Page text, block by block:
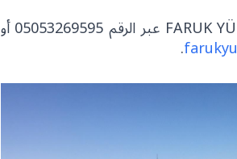
ويمكن التواصل مع شركة FARUK YÜKSEL EMLAK عبر الرقم 05053269595 أو
.